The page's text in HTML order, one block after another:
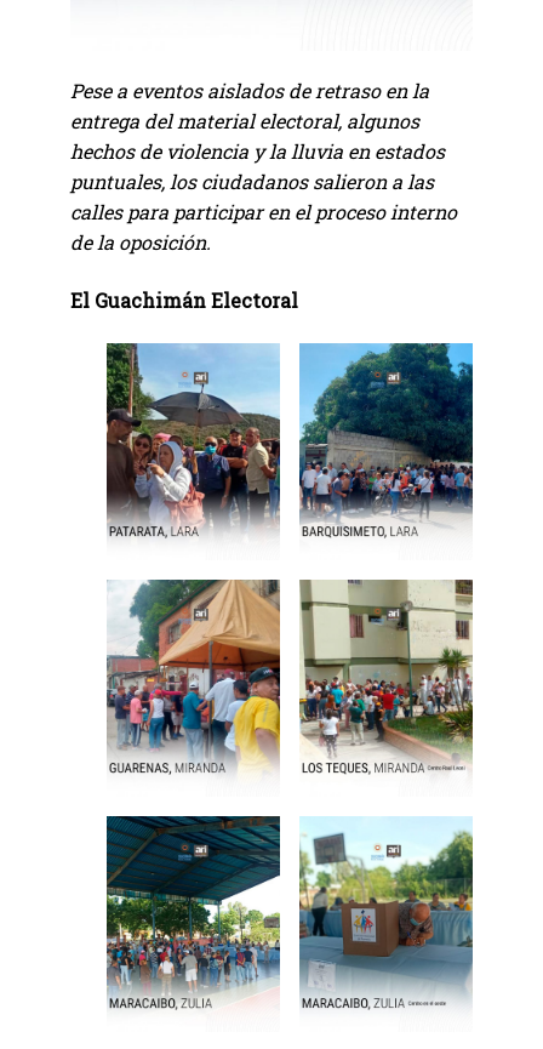
Pese a eventos aislados de retraso en la
entrega del material electoral, algunos
hechos de violencia y la lluvia en estados
puntuales, los ciudadanos salieron a las
calles para participar en el proceso interno
de la oposición.
El Guachimán Electoral